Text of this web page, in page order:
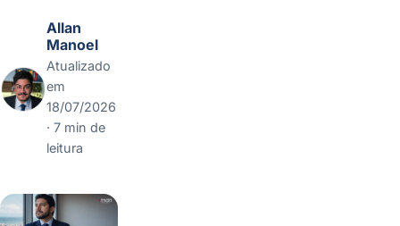
Allan
Manoel
Atualizado
em
18/07/2026
· 7 min de
leitura